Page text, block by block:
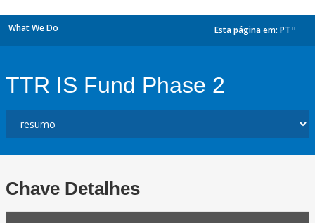
What We Do Esta página em: PT
TTR IS Fund Phase 2
Chave Detalhes